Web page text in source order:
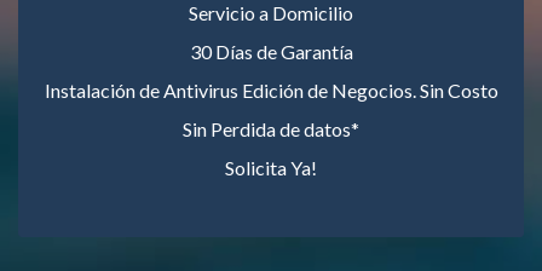
Servicio a Domicilio
30 Días de Garantía
Instalación de Antivirus Edición de Negocios. Sin Costo
Sin Perdida de datos*
Solicita Ya!